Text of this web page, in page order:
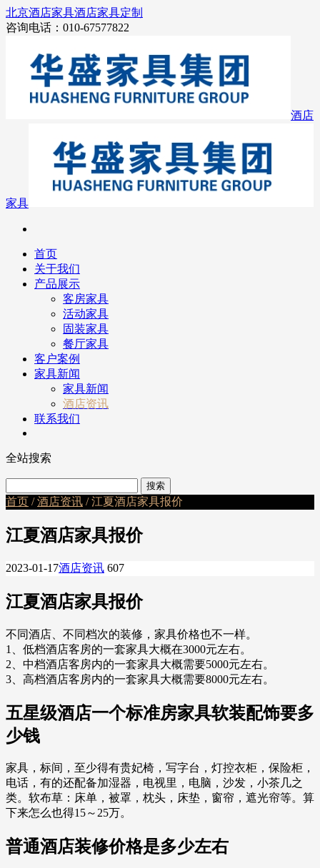
北京酒店家具酒店家具定制
咨询电话：010-67577822
酒店
家具
首页
关于我们
产品展示
客房家具
活动家具
固装家具
餐厅家具
客户案例
家具新闻
家具新闻
酒店资讯
联系我们
全站搜索
首页 /酒店资讯 / 江夏酒店家具报价
江夏酒店家具报价
2023-01-17酒店资讯 607
江夏酒店家具报价
不同酒店、不同档次的装修，家具价格也不一样。
1、低档酒店客房的一套家具大概在3000元左右。
2、中档酒店客房内的一套家具大概需要5000元左右。
3、高档酒店客房内的一套家具大概需要8000元左右。
五星级酒店一个标准房家具软装配饰要多
少钱
家具，标间，至少得有贵妃椅，写字台，灯控衣柜，保险柜，
电话，有的还配备加湿器，电视里，电脑，沙发，小茶几之
类。软布草：床单，被罩，枕头，床垫，窗帘，遮光帘等。算
下来怎么也得15～25万。
普通酒店装修价格是多少左右